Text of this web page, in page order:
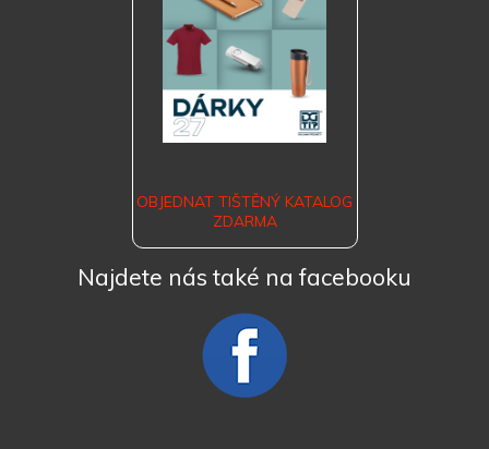
OBJEDNAT TIŠTĚNÝ KATALOG
ZDARMA
Najdete nás také na facebooku